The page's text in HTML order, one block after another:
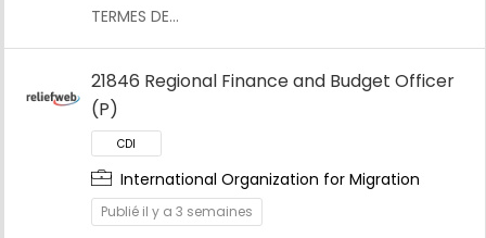
TERMES DE…
21846 Regional Finance and Budget Officer
(P)
International Organization for Migration
Publié il y a 3 semaines